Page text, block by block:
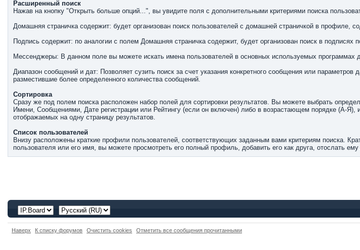
Расширенный поиск
Нажав на кнопку "Открыть больше опций...", вы увидите поля с дополнительными критериями поиска
Домашняя страничка содержит: будет организован поиск пользователей с домашней страничкой в профиле,
Подпись содержит: по аналогии с полем Домашняя страничка содержит, будет организован поиск в подписях
Мессенджеры: В данном поле вы можете искать имена пользователей в основных используемых
Диапазон сообщений и дат: Позволяет сузить поиск за счет указания конкретного сообщения или
разместившие более определенного количества сообщений.
Сортировка
Сразу же под полем поиска расположен набор полей для сортировки результатов. Вы можете выбрать
Имени, Сообщениями, Дате регистрации или Рейтингу (если он включен) либо в возрастающем порядке (А-
отображаемых на одну страницу результатов.
Список пользователей
Внизу расположены краткие профили пользователей, соответствующих заданным вами критериям поиска.
пользователя или его имя, вы можете просмотреть его полный профиль, добавить его как друга, отослать
Наверх К списку форумов Очистить cookies Отметить все сообщения прочитанными